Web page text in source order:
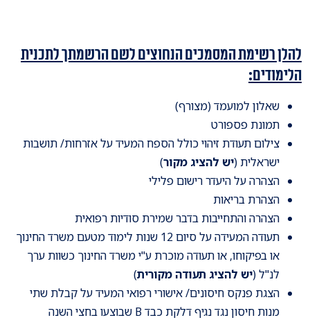
להלן רשימת המסמכים הנחוצים לשם הרשמתך לתכנית
הלימודים:
שאלון למועמד (מצורף)
תמונת פספורט
צילום תעודת זיהוי כולל הספח המעיד על אזרחות/ תושבות
ישראלית (יש להציג מקור)
הצהרה על היעדר רישום פלילי
הצהרת בריאות
הצהרה והתחייבות בדבר שמירת סודיות רפואית
תעודה המעידה על סיום 12 שנות לימוד מטעם משרד החינוך
או בפיקוחו, או תעודה מוכרת ע"י משרד החינוך כשוות ערך
לנ"ל (יש להציג תעודה מקורית)
הצגת פנקס חיסונים/ אישורי רפואי המעיד על קבלת שתי
מנות חיסון נגד נגיף דלקת כבד B שבוצעו בחצי השנה